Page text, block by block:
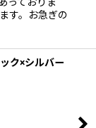
す。お急ぎの
ク×シルバー